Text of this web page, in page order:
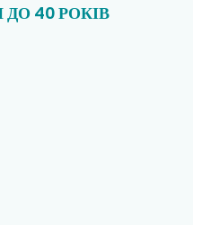
40 РОКІВ